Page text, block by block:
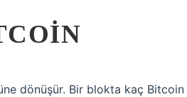
dönüşür. Bir blokta kaç Bitcoin